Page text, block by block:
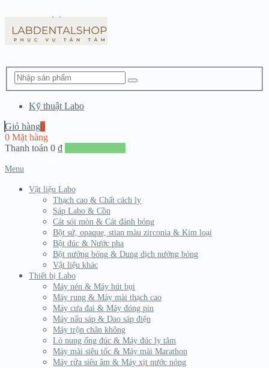
Kỹ thuật Labo
Giỏ hàng0
0 Mặt hàng
Thanh toán 0 ₫
Menu
Vật liệu Labo
Thạch cao & Chất cách ly
Sáp Labo & Cồn
Cát sói mòn & Cát đánh bóng
Bột sứ, opaque, stian màu zirconia & Kim loại
Bột đúc & Nước pha
Bột nướng bóng & Dung dịch nướng bóng
Vật liệu khác
Thiết bị Labo
Máy nén & Máy hút bụi
Máy rung & Máy mài thạch cao
Máy cưa đai & Máy đóng pin
Máy nấu sáp & Dao sáp điện
Máy trộn chân không
Lò nung ống đúc & Máy đúc ly tâm
Máy mài siêu tốc & Máy mài Marathon
Máy rửa siêu âm & Máy xịt nước nóng